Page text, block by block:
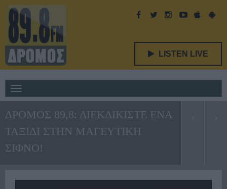
LISTEN LIVE
navigation
ΔΡΟΜΟΣ 89,8: ΔΙΕΚΔΙΚΙΣΤΕ ΕΝΑ
ΤΑΞΙΔΙ ΣΤΗΝ ΜΑΓΕΥΤΙΚΗ
ΣΙΦΝΟ!